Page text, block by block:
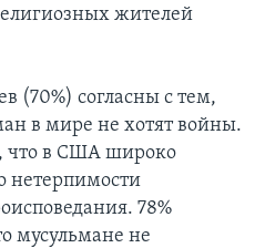
жителей
(70%) согласны с тем,
в мире не хотят войны.
что в США широко
нетерпимости
78%
мусульмане не